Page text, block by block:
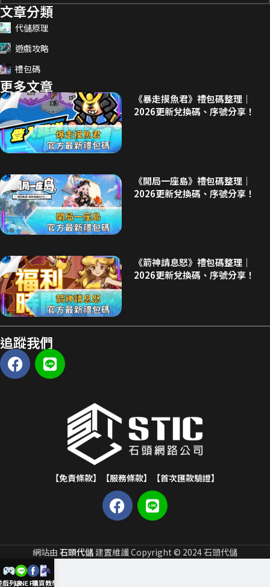
文章分類
代儲原理
遊戲攻略
禮包碼
更多文章
《暴走摸魚君》禮包碼整理｜
2026更新兌換碼、序號分享！
《開局一座島》禮包碼整理｜
2026更新兌換碼、序號分享！
《箭神請息怒》禮包碼整理｜
2026更新兌換碼、序號分享！
追蹤我們
【免責條款】 【服務條款】 【首次匯款驗證】
網站由 石頭代儲 建置維護 Copyright © 2024 石頭代儲
戲列表LINEFB
購買教學